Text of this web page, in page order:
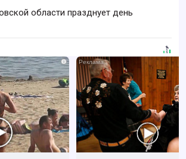
области празднует день
i